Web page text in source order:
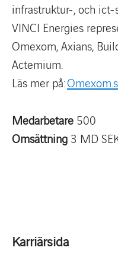
infrastruktur-, och
VINCI Energies
Omexom, Axians,
Actemium.
Läs mer på:
Medarbetare 500
Omsättning 3 MD
Karriärsida